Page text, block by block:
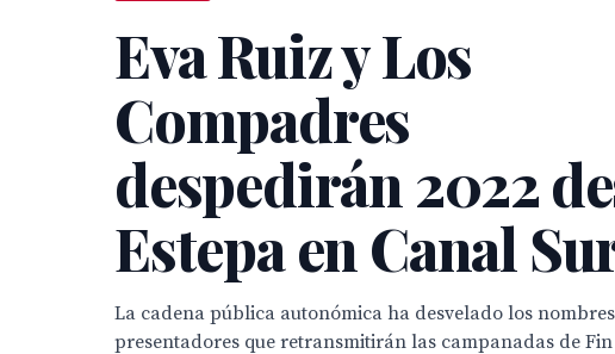
Eva Ruiz y Los
Compadres
despedirán 2022
Estepa en Canal
La cadena pública autonómica ha desvelado los
presentadores que retransmitirán las campanadas de